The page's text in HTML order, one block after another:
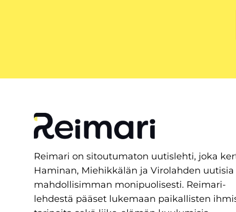
Reimari on sitoutumaton uutislehti, joka
Haminan, Miehikkälän ja Virolahden uutisia
mahdollisimman monipuolisesti. Reimari-
lehdestä pääset lukemaan paikallisten